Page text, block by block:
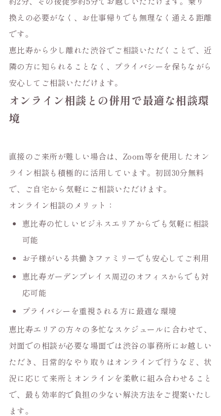
換えの必要がなく、お仕事帰りでも無理なく通える距離
です。
恵比寿から少し離れた渋谷でご相談いただくことで、近
隣の方に知られることなく、プライバシーを保ちながら
安心してご相談いただけます。
オンライン相談との併用で最適な相談環
境
直接のご来所が難しい場合は、Zoom等を使用したオン
ライン相談も積極的に活用しています。初回30分無料
で、ご自宅から気軽にご相談いただけます。
オンライン相談のメリット：
恵比寿の忙しいビジネスエリアからでも気軽に相談
可能
お子様がいる共働きファミリーでも安心してご利用
恵比寿ガーデンプレイス周辺のオフィスからでも対
応可能
プライバシーを重視される方に最適な環境
恵比寿エリアの方々の多忙なスケジュールに合わせて、
対面での相談が必要な場面では渋谷の事務所にお越しい
ただき、日常的なやり取りはオンラインで行うなど、状
況に応じて来所とオンラインを柔軟に組み合わせること
で、最も効率的で負担の少ない解決方法をご提案いたし
ます。